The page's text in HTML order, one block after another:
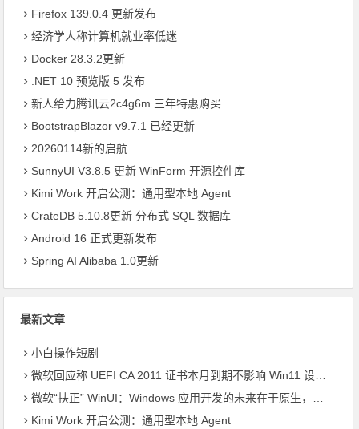
Firefox 139.0.4 更新发布
经济学人称计算机就业率低迷
Docker 28.3.2更新
.NET 10 预览版 5 发布
新人给力腾讯云2c4g6m 三年特惠购买
BootstrapBlazor v9.7.1 已经更新
20260114新的启航
SunnyUI V3.8.5 更新 WinForm 开源控件库
Kimi Work 开启公测：通用型本地 Agent
CrateDB 5.10.8更新 分布式 SQL 数据库
Android 16 正式更新发布
Spring AI Alibaba 1.0更新
最新文章
小白操作短剧
微软回应称 UEFI CA 2011 证书本月到期不影响 Win11 设备启动
微软“扶正” WinUI：Windows 应用开发的未来在于原生，而非 Web 封装
Kimi Work 开启公测：通用型本地 Agent